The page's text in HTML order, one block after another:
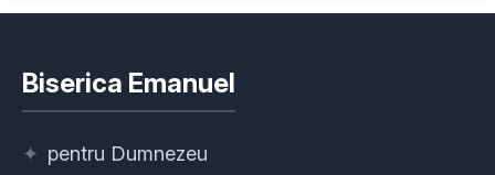
Biserica Emanuel
✦ pentru Dumnezeu